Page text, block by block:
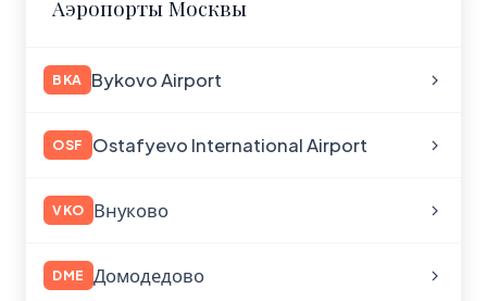
Аэропорты Москвы
BKA Bykovo Airport
OSF Ostafyevo International Airport
VKO Внуково
DME Домодедово